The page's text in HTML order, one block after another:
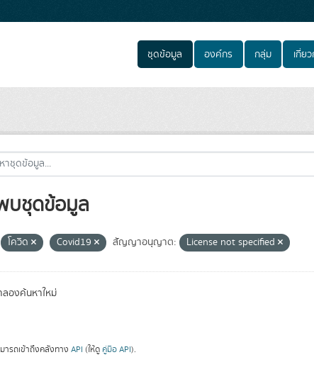
ชุดข้อมูล องค์กร กลุ่ม เกี่ย
บชุดข้อมูล
โควิด Covid19 สัญญาอนุญาต: License not specified
องค้นหาใหม่
รถเข้าถึงคลังทาง API (ให้ดู คู่มือ API).